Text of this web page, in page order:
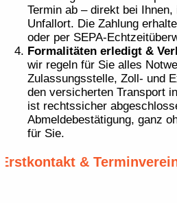
Termin ab – direkt bei
Unfallort. Die Zahlung
oder per SEPA-
Formalitäten erledigt &
wir regeln für Sie alles
Zulassungsstelle, Zoll- und
den versicherten Transport
ist rechtssicher
Abmeldebestätigung, ganz
für Sie.
Erstkontakt &